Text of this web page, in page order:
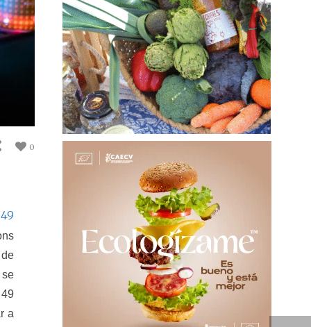
0
49
a